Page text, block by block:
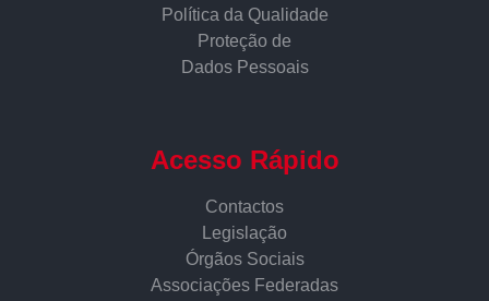
Política da Qualidade
Proteção de
Dados Pessoais
Acesso Rápido
Contactos
Legislação
Órgãos Sociais
Associações Federadas